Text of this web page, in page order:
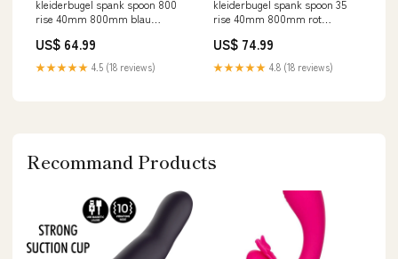
kleiderbugel spank spoon 800
rise 40mm 800mm blau
US$ 64.99
★★★★★ 4.5 (18 reviews)
kleiderbugel spank spoon 35
rise 40mm 800mm rot
US$ 74.99
★★★★★ 4.8 (18 reviews)
Recommand Products